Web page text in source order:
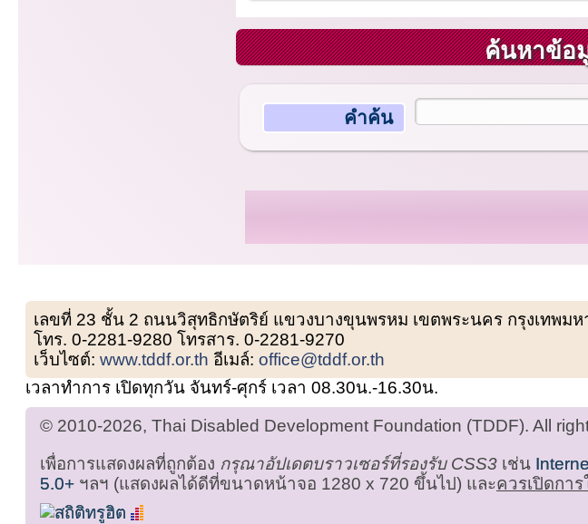
ค้นหาข้อ
คำค้น
เลขที่ 23 ชั้น 2 ถนนวิสุทธิกษัตริย์ แขวงบางขุนพรหม เขตพระนคร กรุงเทพม
โทร. 0-2281-9280 โทรสาร. 0-2281-9270
เว็บไซต์:www.tddf.or.th อีเมล์:office@tddf.or.th
เวลาทำการ เปิดทุกวัน จันทร์-ศุกร์ เวลา 08.30น.-16.30น.
© 2010-2026, Thai Disabled Development Foundation (TDDF). All
เพื่อการแสดงผลที่ถูกต้อง กรุณาอัปเดตบราวเซอร์ที่รองรับ CSS3 เช่น
5.0+ ฯลฯ (แสดงผลได้ดีที่ขนาดหน้าจอ 1280 x 720 ขึ้นไป) และควรเปิดกา